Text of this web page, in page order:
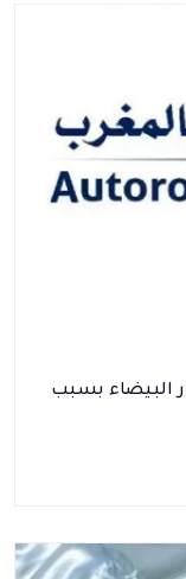
البيضاء بسبب